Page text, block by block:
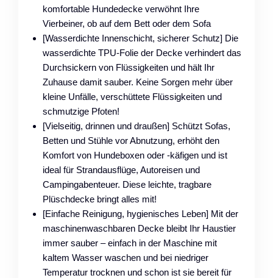
komfortable Hundedecke verwöhnt Ihre
Vierbeiner, ob auf dem Bett oder dem Sofa
[Wasserdichte Innenschicht, sicherer Schutz] Die
wasserdichte TPU-Folie der Decke verhindert das
Durchsickern von Flüssigkeiten und hält Ihr
Zuhause damit sauber. Keine Sorgen mehr über
kleine Unfälle, verschüttete Flüssigkeiten und
schmutzige Pfoten!
[Vielseitig, drinnen und draußen] Schützt Sofas,
Betten und Stühle vor Abnutzung, erhöht den
Komfort von Hundeboxen oder -käfigen und ist
ideal für Strandausflüge, Autoreisen und
Campingabenteuer. Diese leichte, tragbare
Plüschdecke bringt alles mit!
[Einfache Reinigung, hygienisches Leben] Mit der
maschinenwaschbaren Decke bleibt Ihr Haustier
immer sauber – einfach in der Maschine mit
kaltem Wasser waschen und bei niedriger
Temperatur trocknen und schon ist sie bereit für